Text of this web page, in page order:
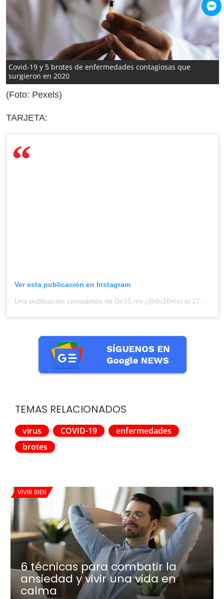
Covid-19 y 5 brotes de enfermedades contagiosas que
surgieron en 2020
(Foto: Pexels)
TARJETA:
Ver esta publicación en Instagram
Una publicación compartida de De10.mx (@de10mx) el 27 Mar, 2020 a las 11:00 PDT
TEMAS RELACIONADOS
virus COVID-19
enfermedades
brotes
VIVIR BIEN
6 técnicas para combatir la
ansiedad y vivir una vida en
calma